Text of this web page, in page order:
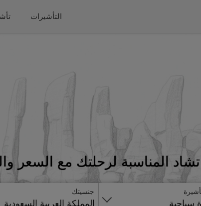
التأشيرات
المناسبة لرحلتك مع السعر
سياحية
جنسيتك
المملكة العربية السعودية